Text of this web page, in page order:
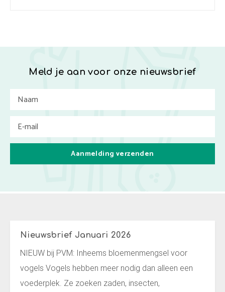
Meld je aan voor onze nieuwsbrief
Aanmelding verzenden
Nieuws
Nieuwsbrief Januari 2026
NIEUW bij PVM: Inheems bloemenmengsel voor
vogels Vogels hebben meer nodig dan alleen een
voederplek. Ze zoeken zaden, insecten,